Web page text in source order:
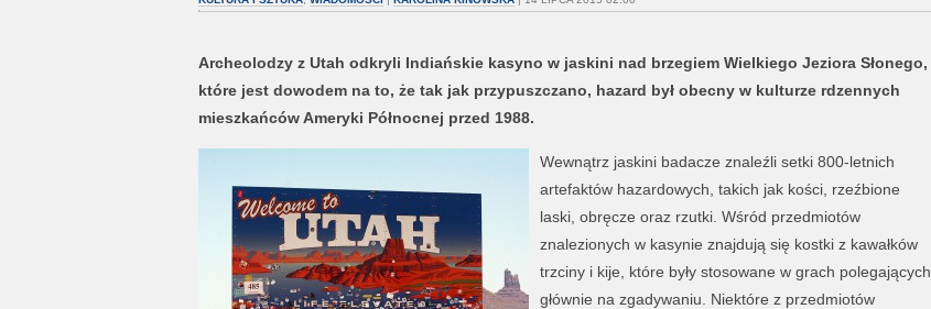
Archeolodzy z Utah odkryli Indiańskie kasyno w jaskini nad brzegiem Wielkiego Jeziora Słonego,
które jest dowodem na to, że tak jak przypuszczano, hazard był obecny w kulturze rdzennych
mieszkańców Ameryki Północnej przed 1988.
Wewnątrz jaskini badacze znaleźli setki 800-letnich
artefaktów hazardowych, takich jak kości, rzeźbione
laski, obręcze oraz rzutki. Wśród przedmiotów
znalezionych w kasynie znajdują się kostki z kawałków
trzciny i kije, które były stosowane w grach polegających
głównie na zgadywaniu. Niektóre z przedmiotów